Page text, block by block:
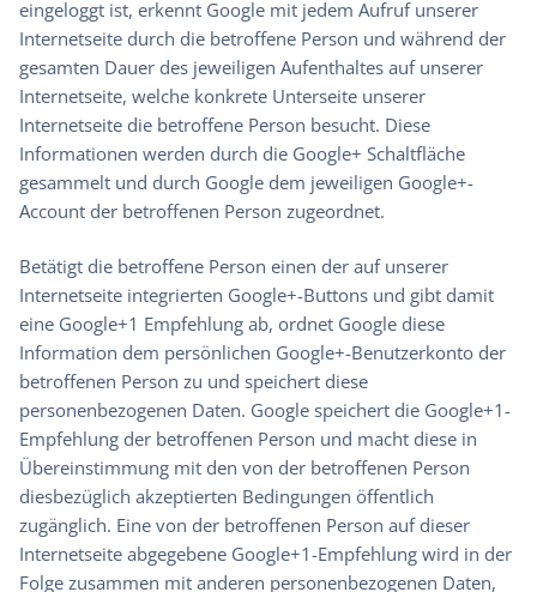
eingeloggt ist, erkennt Google mit jedem Aufruf unserer
Internetseite durch die betroffene Person und während der
gesamten Dauer des jeweiligen Aufenthaltes auf unserer
Internetseite, welche konkrete Unterseite unserer
Internetseite die betroffene Person besucht. Diese
Informationen werden durch die Google+ Schaltfläche
gesammelt und durch Google dem jeweiligen Google+-
Account der betroffenen Person zugeordnet.
Betätigt die betroffene Person einen der auf unserer
Internetseite integrierten Google+-Buttons und gibt damit
eine Google+1 Empfehlung ab, ordnet Google diese
Information dem persönlichen Google+-Benutzerkonto der
betroffenen Person zu und speichert diese
personenbezogenen Daten. Google speichert die Google+1-
Empfehlung der betroffenen Person und macht diese in
Übereinstimmung mit den von der betroffenen Person
diesbezüglich akzeptierten Bedingungen öffentlich
zugänglich. Eine von der betroffenen Person auf dieser
Internetseite abgegebene Google+1-Empfehlung wird in der
Folge zusammen mit anderen personenbezogenen Daten,